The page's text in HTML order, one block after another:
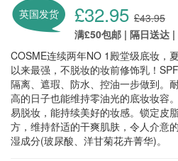
英国发货 £32.95 £43.95
满£50包邮 | 隔日送达
COSME连续两年NO 1殿堂级底妆，
以来最强，不脱妆的妆前修饰乳！
隔离、遮瑕、防水、控油一步做到。
高的日子也能维持零油光的底妆妆容
易脱妆，能持续美好的妆感。锁定皮
方，维持舒适的干爽肌肤，令人介意
湿成分(玻尿酸、洋甘菊花卉菁华)。